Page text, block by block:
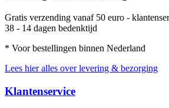
Gratis verzending vanaf 50 euro -
38 - 14 dagen bedenktijd
* Voor bestellingen binnen Nederland
Lees hier alles over levering & bezorging
Klantenservice